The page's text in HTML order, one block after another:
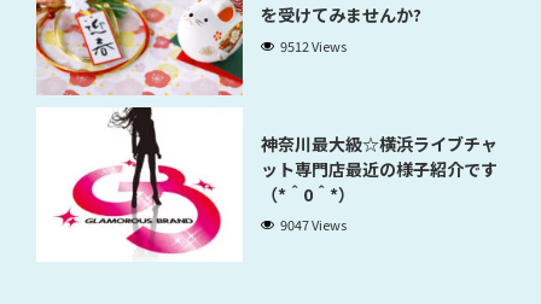
を受けてみませんか?
9512 Views
神奈川最大級☆横浜ライブチャ
ット専門店最近の様子紹介です
（*＾0＾*）
9047 Views